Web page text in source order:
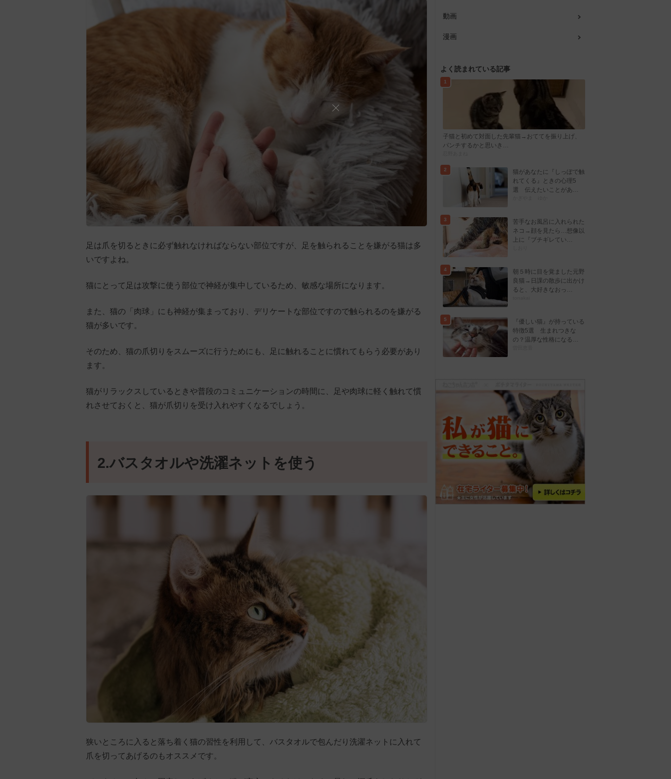
足は爪を切るときに必ず触れなければならない部位ですが、足を触られることを嫌がる猫は多
いですよね。
猫にとって足は攻撃に使う部位で神経が集中しているため、敏感な場所になります。
また、猫の「肉球」にも神経が集まっており、デリケートな部位ですので触られるのを嫌がる
猫が多いです。
そのため、猫の爪切りをスムーズに行うためにも、足に触れることに慣れてもらう必要があり
ます。
猫がリラックスしているときや普段のコミュニケーションの時間に、足や肉球に軽く触れて慣
れさせておくと、猫が爪切りを受け入れやすくなるでしょう。
2.バスタオルや洗濯ネットを使う
狭いところに入ると落ち着く猫の習性を利用して、バスタオルで包んだり洗濯ネットに入れて
爪を切ってあげるのもオススメです。
動画
漫画
よく読まれている記事
1
子猫と初めて対面した先輩猫→おててを振り上げ、
パンチするかと思いき…
2
猫があなたに『しっぽで触
れてくる』ときの心理5
選 伝えたいことがあ…
3
苦手なお風呂に入れられた
ネコ→顔を見たら…想像以
上に『ブチギレてい…
4
朝５時に目を覚ました元野
良猫→日課の散歩に出かけ
ると、大好きなおっ…
5
『優しい猫』が持っている
特徴5選 生まれつきな
の？温厚な性格になる…